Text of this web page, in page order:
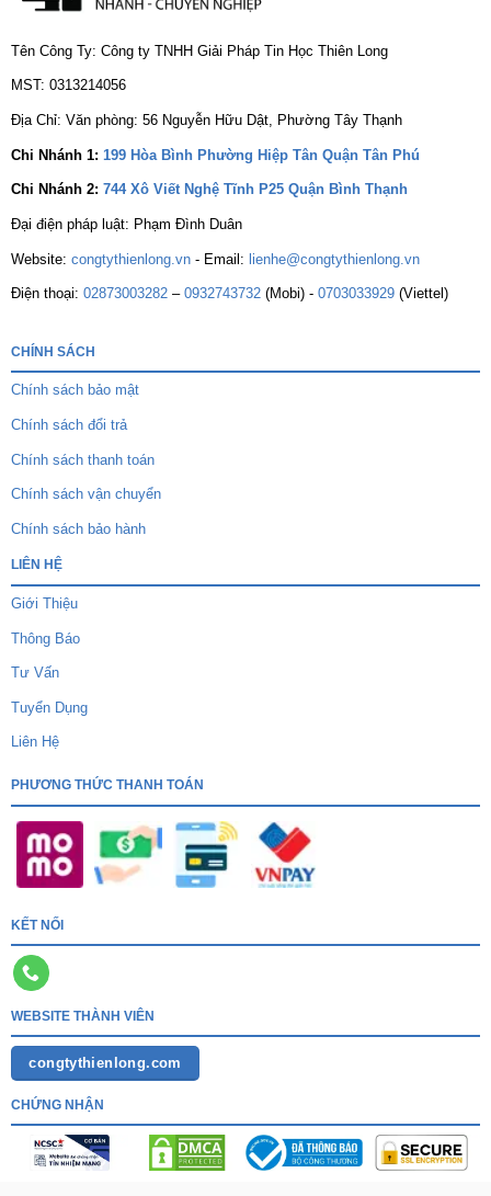
Tên Công Ty: Công ty TNHH Giải Pháp Tin Học Thiên Long
MST: 0313214056
Địa Chỉ: Văn phòng: 56 Nguyễn Hữu Dật, Phường Tây Thạnh
Chi Nhánh 1: 199 Hòa Bình Phường Hiệp Tân Quận Tân Phú
Chi Nhánh 2: 744 Xô Viết Nghệ Tĩnh P25 Quận Bình Thạnh
Đại điện pháp luật: Phạm Đình Duân
Website: congtythienlong.vn - Email: lienhe@congtythienlong.vn
Điện thoại: 02873003282 – 0932743732 (Mobi) - 0703033929 (Viettel)
CHÍNH SÁCH
Chính sách bảo mật
Chính sách đổi trả
Chính sách thanh toán
Chính sách vận chuyển
Chính sách bảo hành
LIÊN HỆ
Giới Thiệu
Thông Báo
Tư Vấn
Tuyển Dụng
Liên Hệ
PHƯƠNG THỨC THANH TOÁN
KẾT NỐI
WEBSITE THÀNH VIÊN
congtythienlong.com
CHỨNG NHẬN